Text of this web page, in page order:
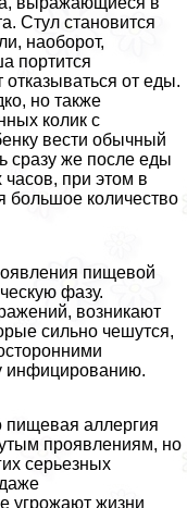
Стул становится
наоборот,
портится
отказываться от еды.
но также
колик с
вести обычный
сразу же после еды
при этом в
большое количество
пищевой
фазу.
возникают
сильно чешутся,
инфицированию.
пищевая аллергия
проявлениям, но
серьезных
угрожают жизни